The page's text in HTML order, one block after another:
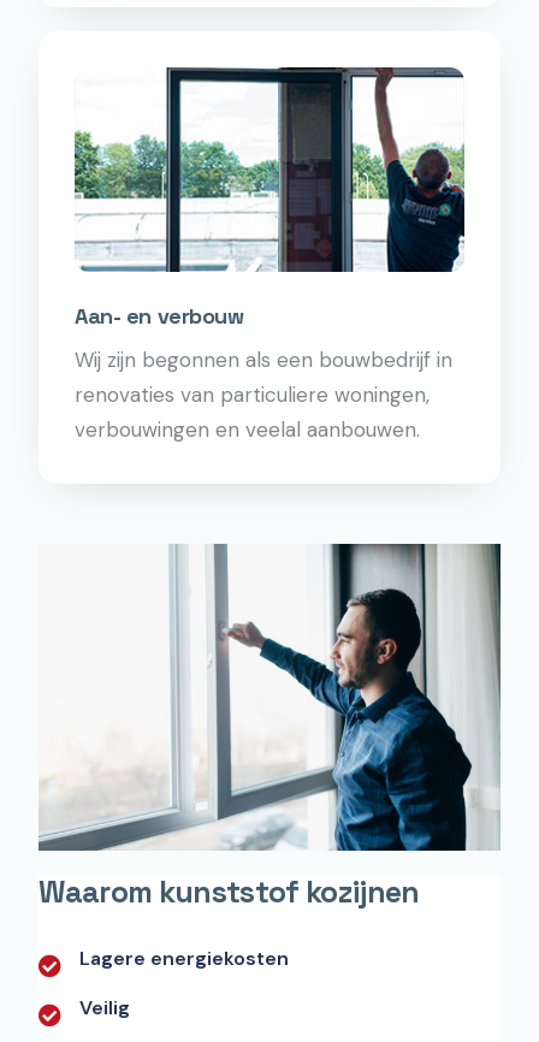
Aan- en verbouw
Wij zijn begonnen als een bouwbedrijf in
renovaties van particuliere woningen,
verbouwingen en veelal aanbouwen.
Waarom kunststof kozijnen
Lagere energiekosten
Veilig